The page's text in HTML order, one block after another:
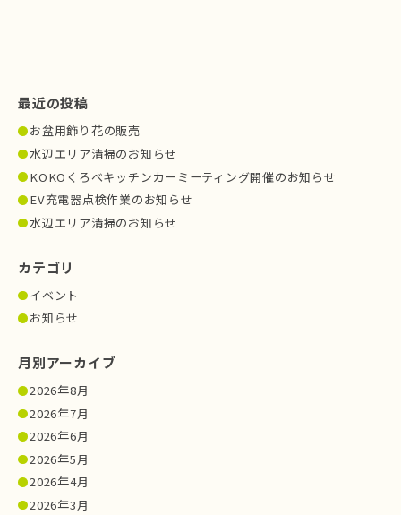
最近の投稿
お盆用飾り花の販売
水辺エリア清掃のお知らせ
KOKOくろべキッチンカーミーティング開催のお知らせ
EV充電器点検作業のお知らせ
水辺エリア清掃のお知らせ
カテゴリ
イベント
お知らせ
月別アーカイブ
2026年8月
2026年7月
2026年6月
2026年5月
2026年4月
2026年3月